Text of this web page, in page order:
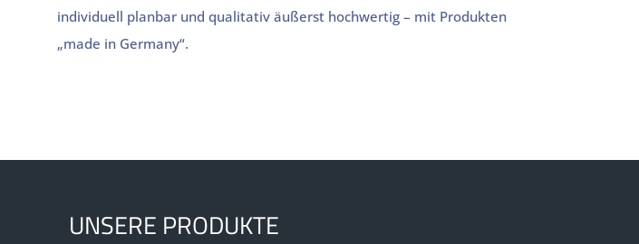
individuell planbar und qualitativ äußerst hochwertig – mit Produkten
„made in Germany“.
UNSERE PRODUKTE